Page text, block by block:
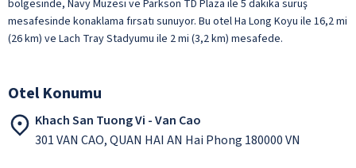
bölgesinde, Navy Müzesi ve Parkson TD Plaza ile 5 dakika sürüş
mesafesinde konaklama fırsatı sunuyor. Bu otel Ha Long Koyu ile 16,2 mi
(26 km) ve Lach Tray Stadyumu ile 2 mi (3,2 km) mesafede.
Otel Konumu
Khach San Tuong Vi - Van Cao
301 VAN CAO, QUAN HAI AN Hai Phong 180000 VN